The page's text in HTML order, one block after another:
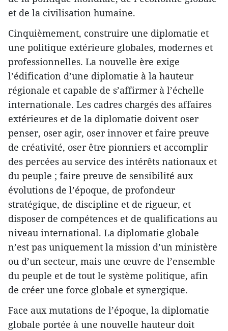
et de la civilisation humaine.
Cinquièmement, construire une diplomatie et
une politique extérieure globales, modernes et
professionnelles. La nouvelle ère exige
l’édification d’une diplomatie à la hauteur
régionale et capable de s’affirmer à l’échelle
internationale. Les cadres chargés des affaires
extérieures et de la diplomatie doivent oser
penser, oser agir, oser innover et faire preuve
de créativité, oser être pionniers et accomplir
des percées au service des intérêts nationaux et
du peuple ; faire preuve de sensibilité aux
évolutions de l’époque, de profondeur
stratégique, de discipline et de rigueur, et
disposer de compétences et de qualifications au
niveau international. La diplomatie globale
n’est pas uniquement la mission d’un ministère
ou d’un secteur, mais une œuvre de l’ensemble
du peuple et de tout le système politique, afin
de créer une force globale et synergique.
Face aux mutations de l’époque, la diplomatie
globale portée à une nouvelle hauteur doit